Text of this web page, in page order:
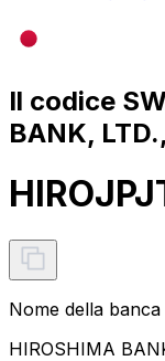
Il codice
BANK,
Nome della banca
HIROSHIMA